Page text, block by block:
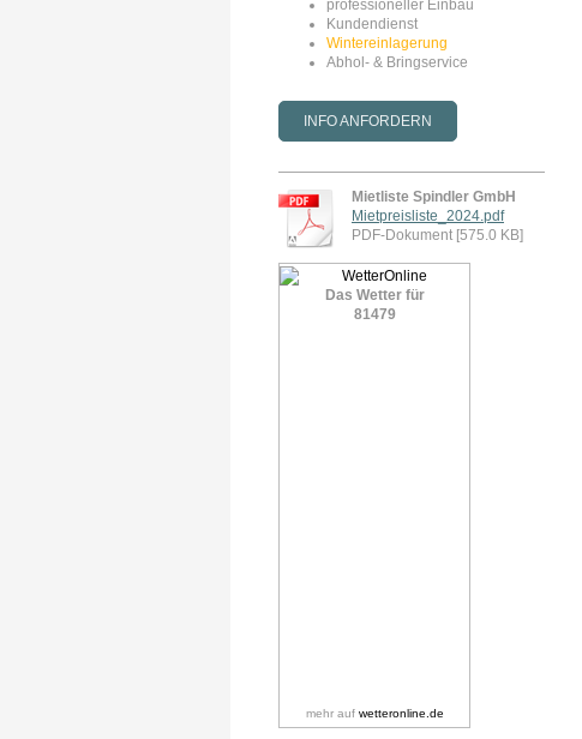
professioneller Einbau
Kundendienst
Wintereinlagerung
Abhol- & Bringservice
INFO ANFORDERN
Mietliste Spindler GmbH
Mietpreisliste_2024.pdf
PDF-Dokument [575.0 KB]
Das Wetter für
81479
mehr auf wetteronline.de